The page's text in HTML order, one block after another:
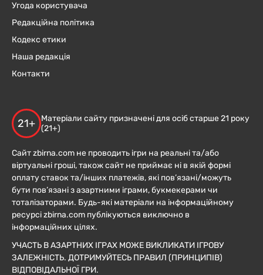
Угода користувача
Редакційна політика
Кодекс етики
Наша редакція
Контакти
21+
Матеріали сайту призначені для осіб старше 21 року
(21+)
Сайт zbirna.com не проводить ігри на реальні та/або
віртуальні гроші, також сайт не приймає ні в якій формі
оплату ставок та/інших платежів, які пов’язані/можуть
бути пов’язані з азартними іграми, букмекерами чи
тоталізаторами. Будь-які матеріали на інформаційному
ресурсі zbirna.com публікуються виключно в
інформаційних цілях.
УЧАСТЬ В АЗАРТНИХ ІГРАХ МОЖЕ ВИКЛИКАТИ ІГРОВУ
ЗАЛЕЖНІСТЬ. ДОТРИМУЙТЕСЬ ПРАВИЛ (ПРИНЦИПІВ)
ВІДПОВІДАЛЬНОЇ ГРИ.